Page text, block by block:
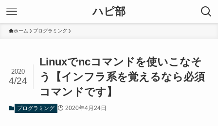
ハピ部
ホーム プログラミング
Linuxでncコマンドを使いこなそ
う【インフラ系を覚えるなら必須
コマンドです】
2020
4/24
プログラミング 2020年4月24日